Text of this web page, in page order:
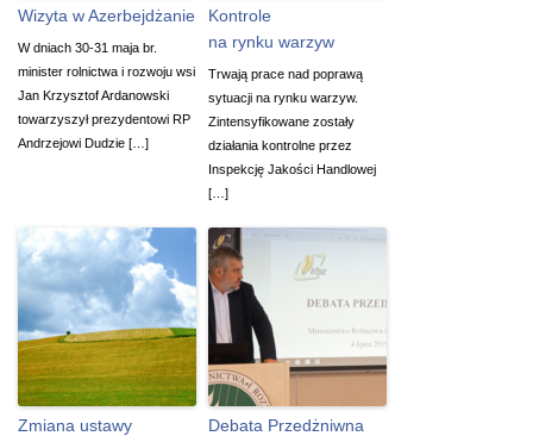
Wizyta w Azerbejdżanie
W dniach 30-31 maja br.
minister rolnictwa i rozwoju wsi
Jan Krzysztof Ardanowski
towarzyszył prezydentowi RP
Andrzejowi Dudzie […]
Kontrole
na rynku warzyw
Trwają prace nad poprawą
sytuacji na rynku warzyw.
Zintensyfikowane zostały
działania kontrolne przez
Inspekcję Jakości Handlowej
[…]
Zmiana ustawy
Debata Przedżniwna